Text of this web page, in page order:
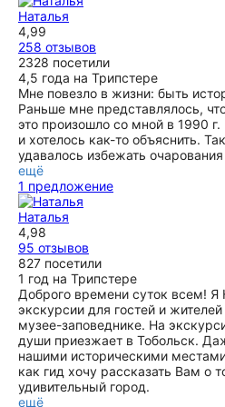
снова поучаствовал! Наталья,
спасибо! Можно немного
повествовании нужен
краткое перечисление
становлении здешних мест. Это
восприятию истории. В целом,
в ваших новых маршрутах!
ещё
радушие и заинтересованность
во всем великолепии -
экскурсовода. Старинные
Кремль белокаменный и
добавили впечатление и
город всей душой и влюбляет в
спасибо за гостеприимство и
Тобольском.
ещё
Наталья
4,99
258 отзывов
2328 посетили
4,5 года на Трипстере
Мне повезло в жизни: быть
Раньше мне представлялось,
это произошло со мной в 1990
и хотелось как-то объяснить.
удавалось избежать
ещё
1 предложение
Наталья
4,98
95 отзывов
827 посетили
1 год на Трипстере
Доброго времени суток всем! Я
экскурсии для гостей и
музее-заповеднике. На
души приезжает в Тобольск.
нашими историческими
как гид хочу рассказать Вам о
удивительный город.
ещё